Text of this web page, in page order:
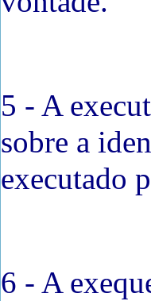
5 - A
sobre a
executado
6 - A